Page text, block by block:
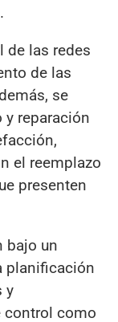
de las redes
de las
se
y reparación
el reemplazo
presenten
bajo un
planificación
y
control como